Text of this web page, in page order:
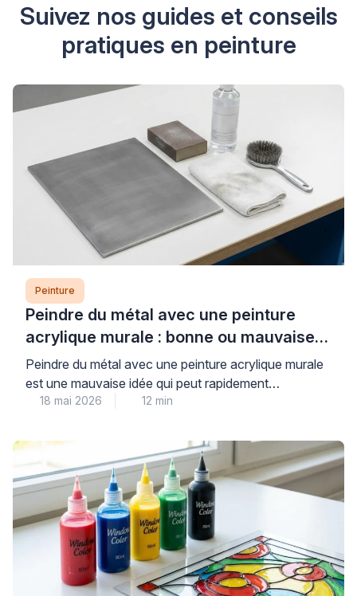
Suivez nos guides et conseils
pratiques en peinture
Peinture
Peindre du métal avec une peinture
acrylique murale : bonne ou mauvaise
idée ?
Peindre du métal avec une peinture acrylique murale
est une mauvaise idée qui peut rapidement
compromettre la durabilité et l’esthétique de vos
pour les surfaces poreuses comme le plâtre, n’offrent
ni l’adhérence ni la protection anticorrosion
nécessaires aux supports métalliques, exposant ainsi
votre installation à l’écaillage et à la […]
18 mai 2026 12 min